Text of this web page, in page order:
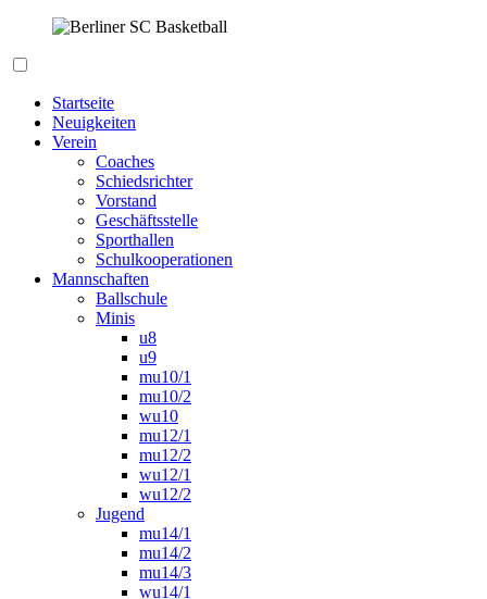
springen
Startseite
Neuigkeiten
Verein
Coaches
Schiedsrichter
Vorstand
Geschäftsstelle
Sporthallen
Schulkooperationen
Mannschaften
Ballschule
Minis
u8
u9
mu10/1
mu10/2
wu10
mu12/1
mu12/2
wu12/1
wu12/2
Jugend
mu14/1
mu14/2
mu14/3
wu14/1